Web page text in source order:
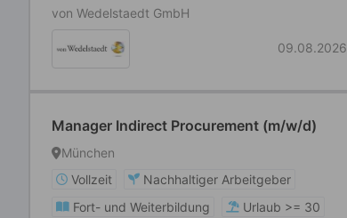
von Wedelstaedt GmbH
09.08.2026
Manager Indirect Procurement (m/w/d)
München
Vollzeit
Nachhaltiger Arbeitgeber
Fort- und Weiterbildung
Urlaub >= 30